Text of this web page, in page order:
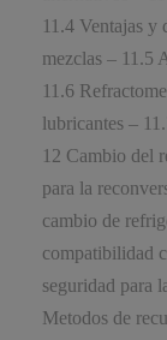
11.4 Ventajas y
mezclas – 11.5
11.6
lubricantes –
12 Cambio del
para la
cambio de
compatibilidad
seguridad para
Metodos de